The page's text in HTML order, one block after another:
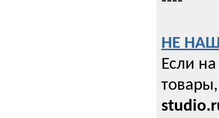
НЕ
Если